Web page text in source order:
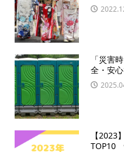
「災害
全・安
【2023
TOP10